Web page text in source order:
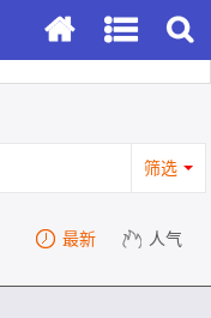
筛选
最新 人气